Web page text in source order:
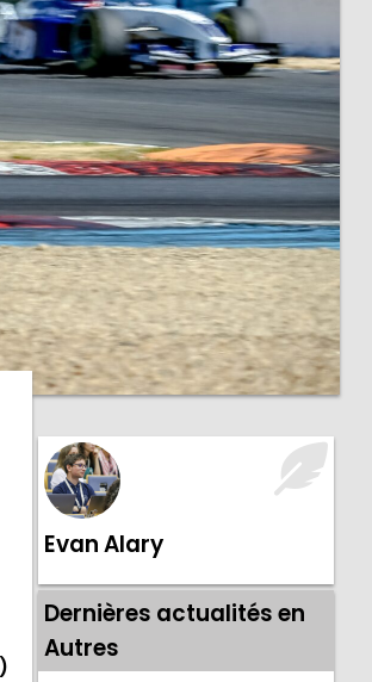
Evan Alary
Dernières actualités en
Autres